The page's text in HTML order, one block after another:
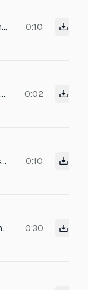
new york stock exchange opening bell 0:10
Create a sound of victory in the style of business sounds 0:02
SFX sales growth rise up. 0:10
financial explaination BGM . soft, inspiring 0:30